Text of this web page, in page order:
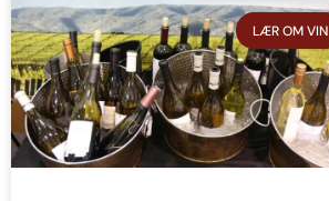
LÆR OM VIN